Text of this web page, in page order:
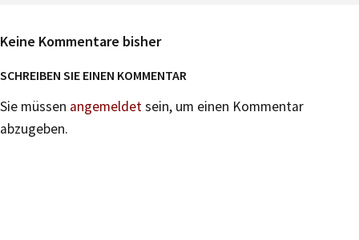
Keine Kommentare bisher
SCHREIBEN SIE EINEN KOMMENTAR
Sie müssen angemeldetsein, um einen Kommentar
abzugeben.